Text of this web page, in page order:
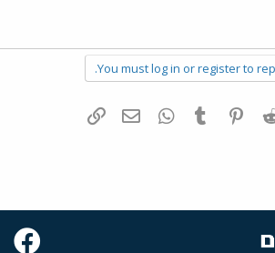
You must log in or register to
Reddit
Pinterest
Tumblr
WhatsAppדואר אלקטרוני